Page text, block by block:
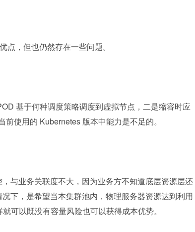
，但也仍然存在一些问题。
基于何种调度策略调度到虚拟节点，二是缩容时应
使用的 Kubernetes 版本中能力是不足的。
与业务关联度不大，因为业务方不知道底层资源层还
下，是希望当本集群池内，物理服务器资源达到利用
可以既没有容量风险也可以获得成本优势。